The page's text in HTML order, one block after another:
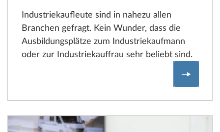
Industriekaufleute sind in nahezu allen
Branchen gefragt. Kein Wunder, dass die
Ausbildungsplätze zum Industriekaufmann
oder zur Industriekauffrau sehr beliebt sind.
Die